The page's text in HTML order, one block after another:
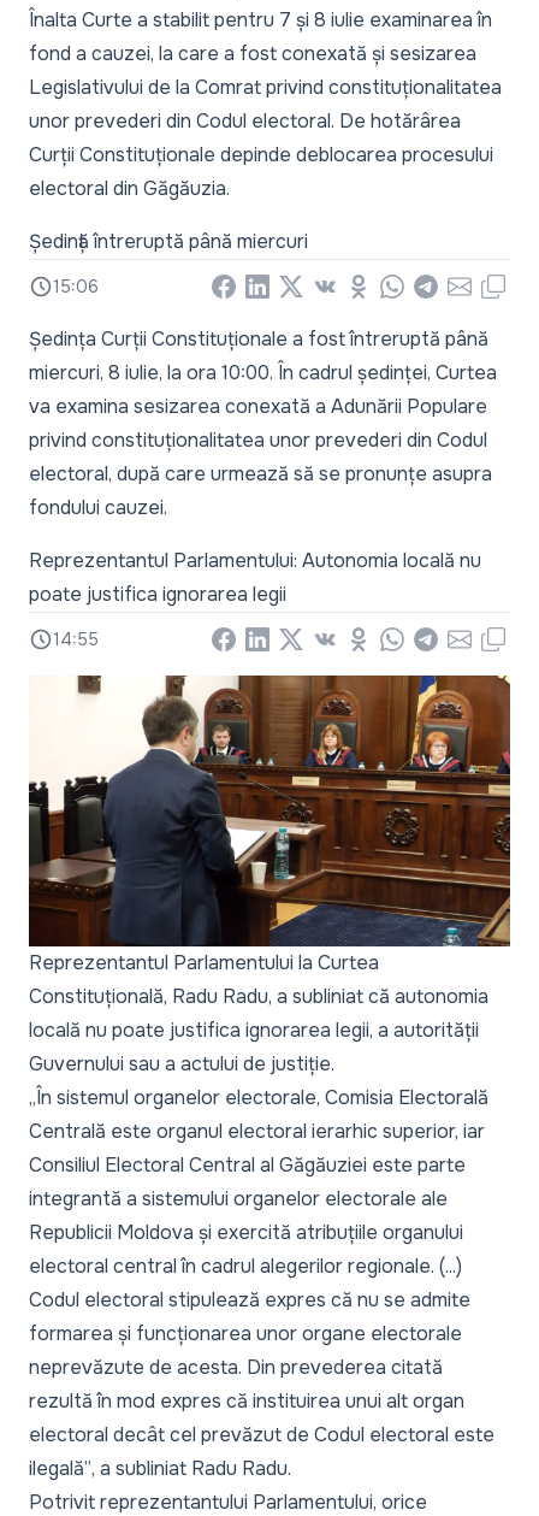
Înalta Curte a stabilit pentru 7 și 8 iulie examinarea în
fond a cauzei, la care a fost conexată și sesizarea
Legislativului de la Comrat privind constituționalitatea
unor prevederi din Codul electoral. De hotărârea
Curții Constituționale depinde deblocarea procesului
electoral din Găgăuzia.
Ședință întreruptă până miercuri
15:06 Facebook
LinkedIn
X Vkontakte
Odnoklassniki
WhatsApp
Telegram
EmailCopy
Ședința Curții Constituționale a fost întreruptă până
miercuri, 8 iulie, la ora 10:00. În cadrul ședinței, Curtea
va examina sesizarea conexată a Adunării Populare
privind constituționalitatea unor prevederi din Codul
electoral, după care urmează să se pronunțe asupra
fondului cauzei.
Reprezentantul Parlamentului: Autonomia locală nu
poate justifica ignorarea legii
14:55 Facebook
LinkedIn
X Vkontakte
Odnoklassniki
WhatsApp
Telegram
EmailCopy
Reprezentantul Parlamentului la Curtea
Constituțională, Radu Radu, a subliniat că autonomia
locală nu poate justifica ignorarea legii, a autorității
Guvernului sau a actului de justiție.
„În sistemul organelor electorale, Comisia Electorală
Centrală este organul electoral ierarhic superior, iar
Consiliul Electoral Central al Găgăuziei este parte
integrantă a sistemului organelor electorale ale
Republicii Moldova și exercită atribuțiile organului
electoral central în cadrul alegerilor regionale. (...)
Codul electoral stipulează expres că nu se admite
formarea și funcționarea unor organe electorale
neprevăzute de acesta. Din prevederea citată
rezultă în mod expres că instituirea unui alt organ
electoral decât cel prevăzut de Codul electoral este
ilegală”, a subliniat Radu Radu.
Potrivit reprezentantului Parlamentului, orice